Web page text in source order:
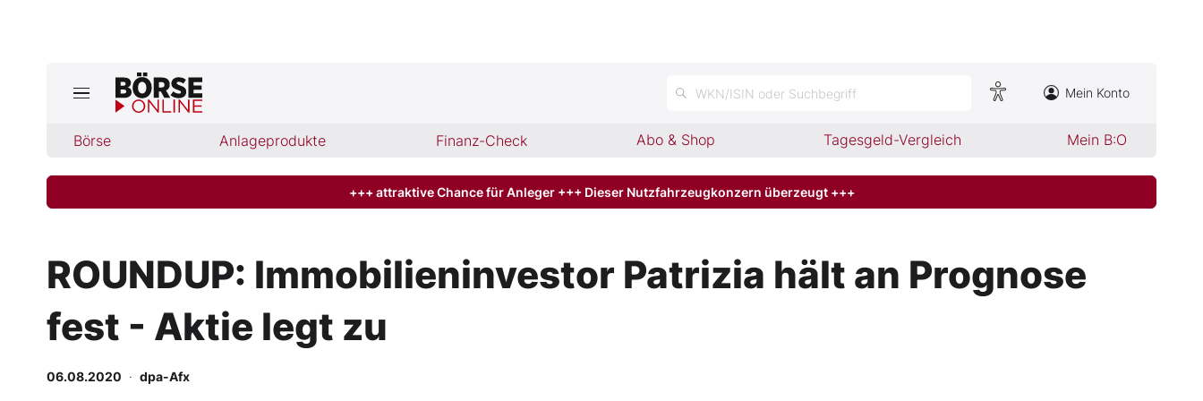
WKN/ISIN oder Suchbegriff Mein Konto
Börse Anlageprodukte Finanz-Check Abo & Shop Tagesgeld-Vergleich Mein B:O
Jetzt aktuelle Ausgabe BÖRSE ONLINE lesen
Finanz-Check
Abo & Shop
BO-Musterdepots
+++ attraktive Chance für Anleger +++ Dieser Nutzfahrzeugkonzern überzeugt +++
ROUNDUP: Immobilieninvestor Patrizia hält an Prognose
fest - Aktie legt zu
06.08.2020 · dpa-Afx